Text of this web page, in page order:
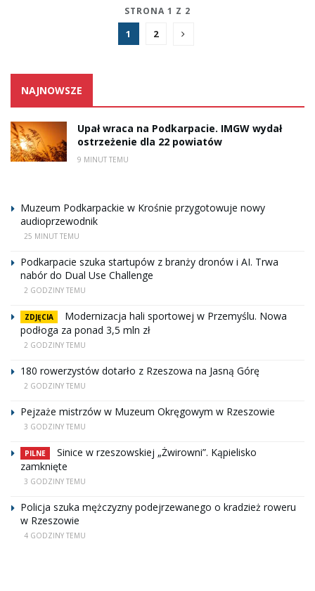
STRONA 1 Z 2
1 2
NAJNOWSZE
Upał wraca na Podkarpacie. IMGW wydał
ostrzeżenie dla 22 powiatów
9 MINUT TEMU
Muzeum Podkarpackie w Krośnie przygotowuje nowy
audioprzewodnik
25 MINUT TEMU
Podkarpacie szuka startupów z branży dronów i AI. Trwa
nabór do Dual Use Challenge
2 GODZINY TEMU
ZDJĘCIA
Modernizacja hali sportowej w Przemyślu. Nowa
podłoga za ponad 3,5 mln zł
2 GODZINY TEMU
180 rowerzystów dotarło z Rzeszowa na Jasną Górę
2 GODZINY TEMU
Pejzaże mistrzów w Muzeum Okręgowym w Rzeszowie
3 GODZINY TEMU
PILNE
Sinice w rzeszowskiej „Żwirowni”. Kąpielisko
zamknięte
3 GODZINY TEMU
Policja szuka mężczyzny podejrzewanego o kradzież roweru
w Rzeszowie
4 GODZINY TEMU